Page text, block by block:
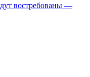
востребованы —